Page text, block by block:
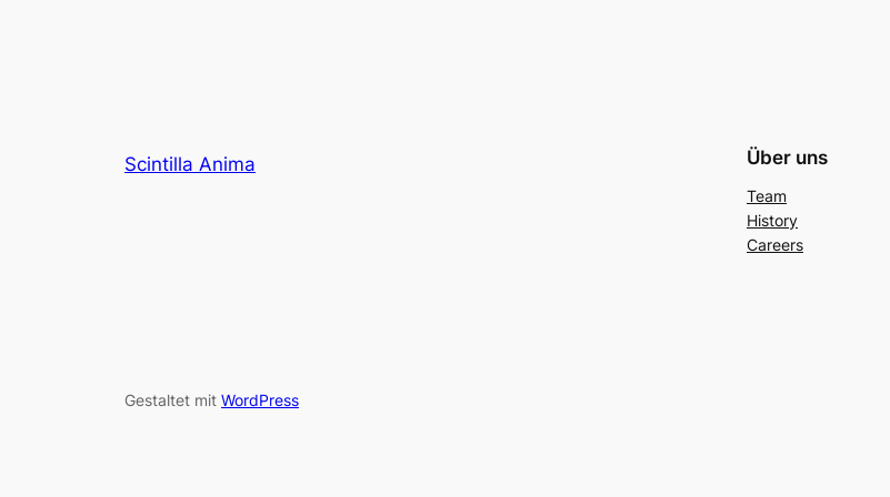
Scintilla Anima Über uns
Team
History
Careers
Gestaltet mit WordPress